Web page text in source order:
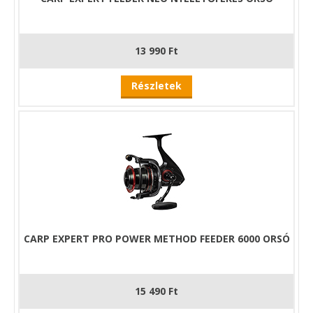
mentes első fék került. Nagy előnye, hogy
használatával elkerülhetjük a fárasztott hal
orsó fékjét érdemes már a horgászat előtt oly
módon beállítani, hogy összhangban legyen a
fárasztás menete gyorsan és hatékonyan
13 990 Ft
Részletek
CARP EXPERT PRO POWER METHOD FEEDER 6000 ORSÓ
15 490 Ft